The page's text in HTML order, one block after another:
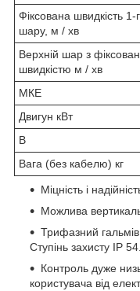
Фіксована швидкість 1-
шару, м / хв
Верхній шар з
швидкістю м / хв
МКЕ
Двигун кВт
В
Вага (без кабелю) кг
Міцність і
Можлива
Трифазний
Ступінь захисту IP
Контроль дуже
користувача від